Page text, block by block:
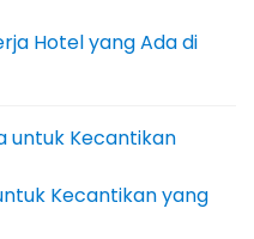
Hotel yang Ada di
Kecantikan yang